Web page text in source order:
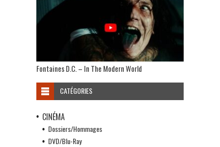
Fontaines D.C. – In The Modern World
CATÉGORIES
CINÉMA
Dossiers/Hommages
DVD/Blu-Ray